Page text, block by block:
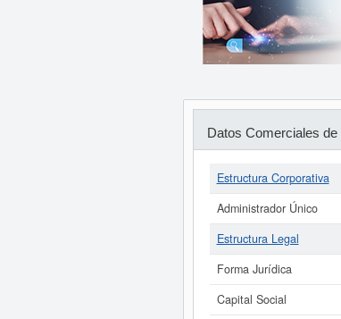
Datos Comerciales de
Estructura Corporativa
Administrador Único
Estructura Legal
Forma Jurídica
Capital Social